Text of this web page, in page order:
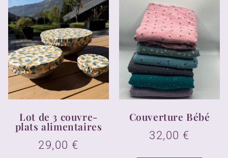
Lot de 3 couvre-
plats alimentaires
29,00 €
Couverture Bébé
32,00 €